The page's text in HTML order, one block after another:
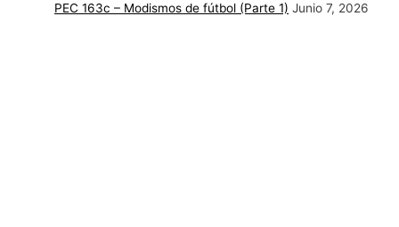
PEC 163c – Modismos de fútbol (Parte 1) Junio 7, 2026